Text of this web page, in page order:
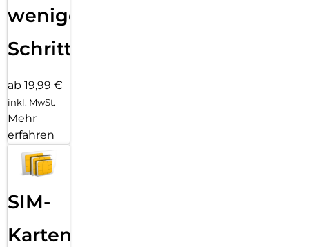
wenigen
Schritten
ab 19,99 €
inkl. MwSt.
Mehr
erfahren
SIM-
Karten